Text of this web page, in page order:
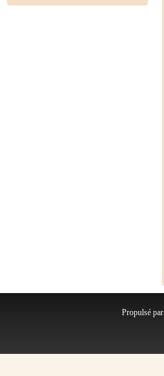
Propulsé par